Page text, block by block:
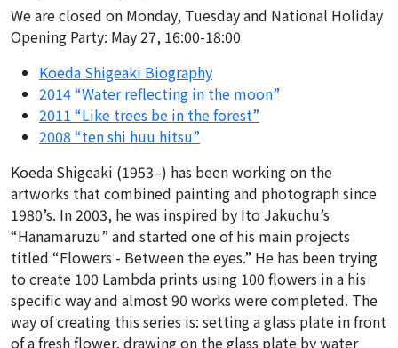
We are closed on Monday, Tuesday and National Holiday
Opening Party: May 27, 16:00-18:00
Koeda Shigeaki Biography
2014 “Water reflecting in the moon”
2011 “Like trees be in the forest”
2008 “ten shi huu hitsu”
Koeda Shigeaki (1953–) has been working on the
artworks that combined painting and photograph since
1980’s. In 2003, he was inspired by Ito Jakuchu’s
“Hanamaruzu” and started one of his main projects
titled “Flowers - Between the eyes.” He has been trying
to create 100 Lambda prints using 100 flowers in a his
specific way and almost 90 works were completed. The
way of creating this series is: setting a glass plate in front
of a fresh flower, drawing on the glass plate by water